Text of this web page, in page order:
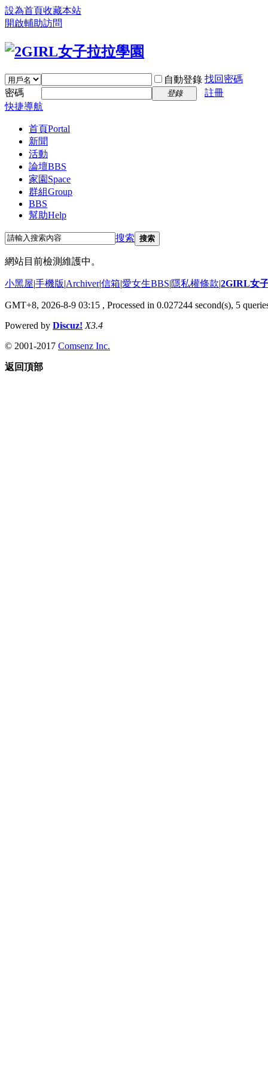
設為首頁收藏本站
開啟輔助訪問
自動登錄 找回密碼
密碼
登錄
註冊
快捷導航
首頁Portal
新聞
活動
論壇BBS
家園 Space
群組Group
BBS
幫助Help
搜索 搜索
網站目前檢測維護中。
小黑屋|手機版|Archiver|信箱|愛女生BBS|隱私權條款|2GIRL女
GMT+8, 2026-8-9 03:15 , Processed in 0.027244 second(s), 5
Powered by Discuz! X3.4
© 2001-2017 Comsenz Inc.
返回頂部